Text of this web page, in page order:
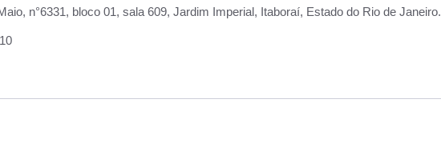
n°6331, bloco 01, sala 609, Jardim Imperial, Itaboraí, Estado do Rio de Janeiro.